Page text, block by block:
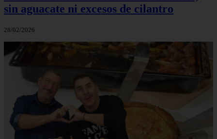
sin aguacate ni excesos de cilantro
28/02/2026